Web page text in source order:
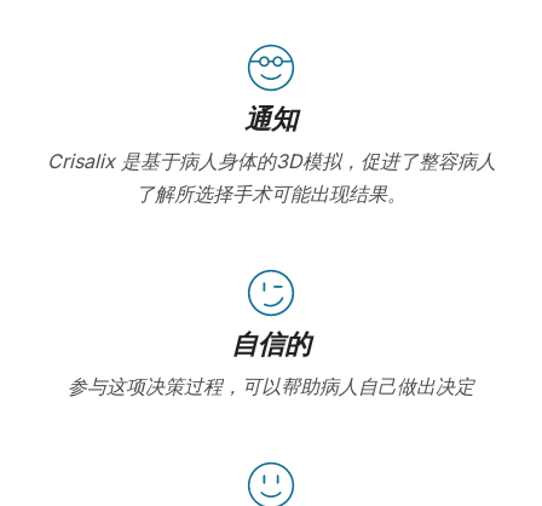
通知
Crisalix 是基于病人身体的3D模拟，促进了整容病人
了解所选择手术可能出现结果。
自信的
参与这项决策过程，可以帮助病人自己做出决定